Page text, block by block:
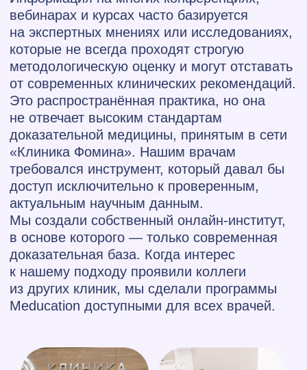
Курсы
База знаний
Ася Ассистент
Калькуляторы и шкалы